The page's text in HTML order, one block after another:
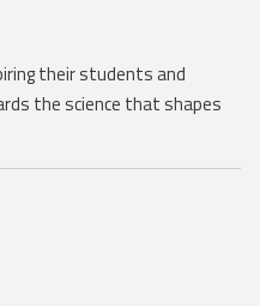
their students and
the science that shapes